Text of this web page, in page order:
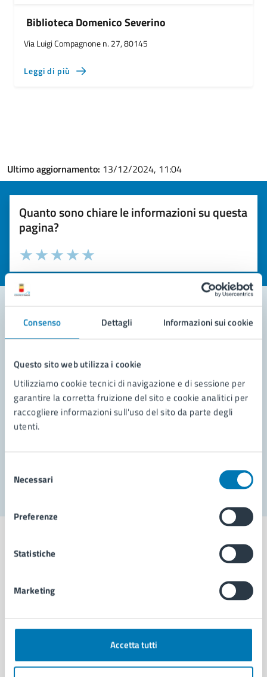
Consenso Dettagli Informazioni sui cookie
Questo sito web utilizza i cookie
Utilizziamo cookie tecnici di navigazione e di sessione per
garantire la corretta fruizione del sito e cookie analitici per
raccogliere informazioni sull'uso del sito da parte degli
utenti.
delNecessari
Preferenze
Statistiche
Marketing
Accetta tutti
Biblioteca Domenico Severino
Via Luigi Compagnone n. 27, 80145
Leggi di più
Ultimo aggiornamento: 13/12/2024, 11:04
Quanto sono chiare le informazioni su questa
pagina?
Valuta la chiarezza delle informazioni (da 1 a 5 stelle)
Seleziona il numero di stelle per valutare la chiarezza delle
Valuta 5 stelle su 5
Valuta 4 stelle su 5
Valuta 3 stelle su 5
Valuta 2 stelle su 5
Valuta 1 stelle su 5
Contatta il comune
Leggi le domande frequenti
Richiedi assistenza
Prenota appuntamento
Municipalità